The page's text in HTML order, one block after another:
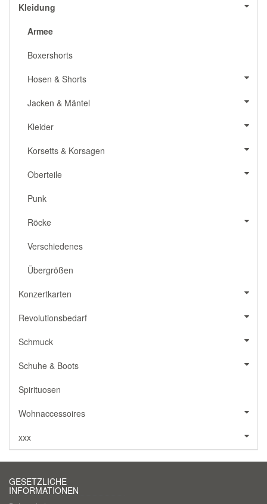
Kleidung
Armee
Boxershorts
Hosen & Shorts
Jacken & Mäntel
Kleider
Korsetts & Korsagen
Oberteile
Punk
Röcke
Verschiedenes
Übergrößen
Konzertkarten
Revolutionsbedarf
Schmuck
Schuhe & Boots
Spirituosen
Wohnaccessoires
xxx
GESETZLICHE
INFORMATIONEN